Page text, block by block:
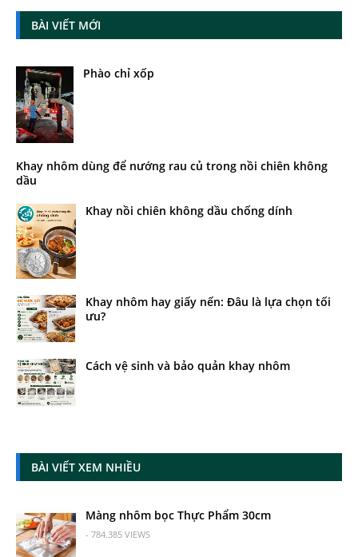
BÀI VIẾT MỚI
Phào chỉ xốp
Khay nhôm dùng để nướng rau củ trong nồi chiên không
dầu
Khay nồi chiên không dầu chống dính
Khay nhôm hay giấy nến: Đâu là lựa chọn tối
ưu?
Cách vệ sinh và bảo quản khay nhôm
BÀI VIẾT XEM NHIỀU
Màng nhôm bọc Thực Phẩm 30cm
- 784.385 VIEWS